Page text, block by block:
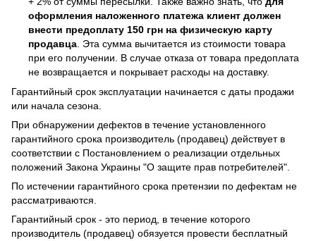
оформления наложенного платежа клиент должен
внести предоплату 150 грн на физическую карту
продавца . Эта сумма вычитается из стоимости товара
при его получении. В случае отказа от товара предоплата
не возвращается и покрывает расходы на доставку.
Гарантийный срок эксплуатации начинается с даты продажи
или начала сезона.
При обнаружении дефектов в течение установленного
гарантийного срока производитель (продавец) действует в
соответствии с Постановлением о реализации отдельных
положений Закона Украины "О защите прав потребителей".
По истечении гарантийного срока претензии по дефектам не
рассматриваются.
Гарантийный срок - это период, в течение которого
производитель (продавец) обязуется провести бесплатный